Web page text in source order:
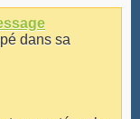
dans sa